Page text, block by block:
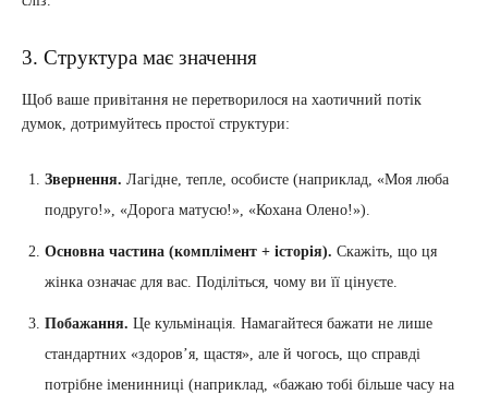
3. Структура має значення
Щоб ваше привітання не перетворилося на хаотичний потік
думок, дотримуйтесь простої структури:
Звернення. Лагідне, тепле, особисте (наприклад, «Моя люба
подруго!», «Дорога матусю!», «Кохана Олено!»).
Основна частина (комплімент + історія). Скажіть, що ця
жінка означає для вас. Поділіться, чому ви її цінуєте.
Побажання. Це кульмінація. Намагайтеся бажати не лише
стандартних «здоров’я, щастя», але й чогось, що справді
потрібне іменинниці (наприклад, «бажаю тобі більше часу на